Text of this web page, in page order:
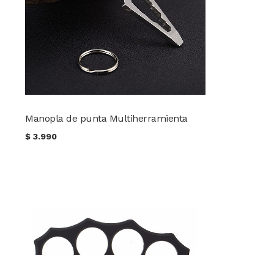
Manopla de punta Multiherramienta
$3.990